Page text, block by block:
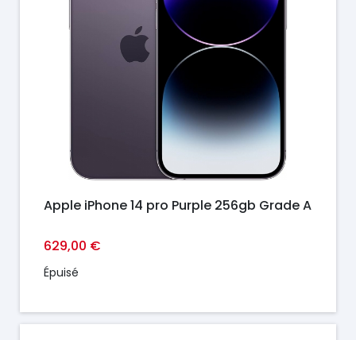
Apple iPhone 14 pro Purple 256gb Grade A
629,00 €
Épuisé